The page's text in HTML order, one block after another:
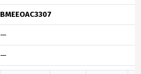
BMEEOAC3307
—
—